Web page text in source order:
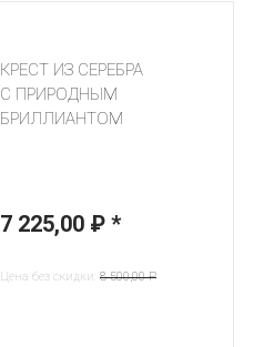
КРЕСТ ИЗ СЕРЕБРА
С ПРИРОДНЫМ
БРИЛЛИАНТОМ
7 225,00 ₽*
Цена без скидки: 8 500,00 ₽